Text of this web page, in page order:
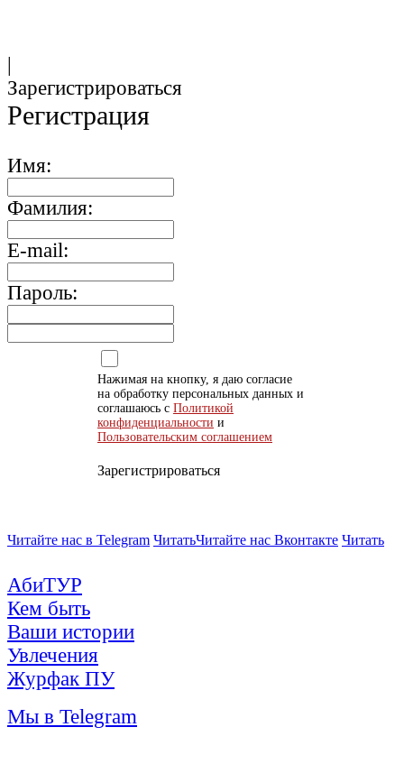
|
Зарегистрироваться
Регистрация
Имя:
Фамилия:
E-mail:
Пароль:
Нажимая на кнопку, я даю согласие
на обработку персональных данных и
соглашаюсь с Политикой
конфиденциальности и
Пользовательским соглашением
Зарегистрироваться
Читайте нас в Telegram ЧитатьЧитайте нас Вконтакте Читать
АбиТУР
Кем быть
Ваши истории
Увлечения
Журфак ПУ
Мы в Telegram